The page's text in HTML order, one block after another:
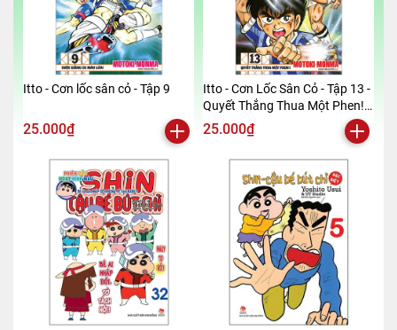
Hình thức
Bìa mềm
Itto - Cơn lốc sân cỏ - Tập 9
25.000₫
Itto - Cơn Lốc Sân Cỏ - Tập 13 -
Quyết Thắng Thua Một Phen!!
(Tái Bản 2024)
25.000₫